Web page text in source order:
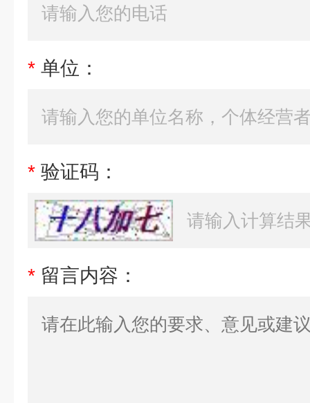
* 单位：
* 验证码：
* 留言内容：